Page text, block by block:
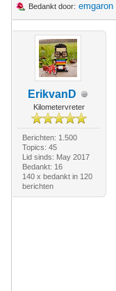
Bedankt door: emgaron
ErikvanD
Kilometervreter
Berichten: 1.500
Topics: 45
Lid sinds: May 2017
Bedankt: 16
140 x bedankt in 120
berichten